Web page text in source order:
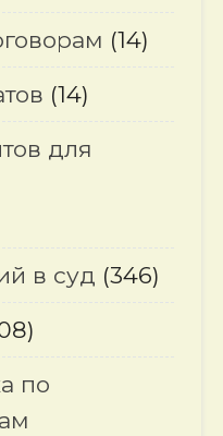
(14)
(14)
для
в суд (346)
по